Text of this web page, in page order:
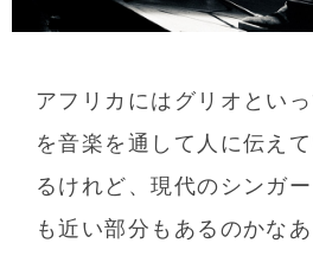
アフリカにはグリオとい
を音楽を通して人に伝え
るけれど、現代のシンガ
も近い部分もあるのかな